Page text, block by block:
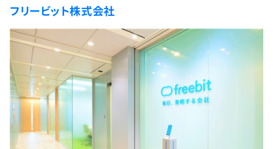
新卒エージェント
イベント・セミナー
インタビュー
就活成功ガイド
ナレッジ
リファレンス
プラン
評価結果一覧
再チャレンジ結果一覧
Tech Team Journal
paiza times
note
paizaとは？
フリービット株式会社